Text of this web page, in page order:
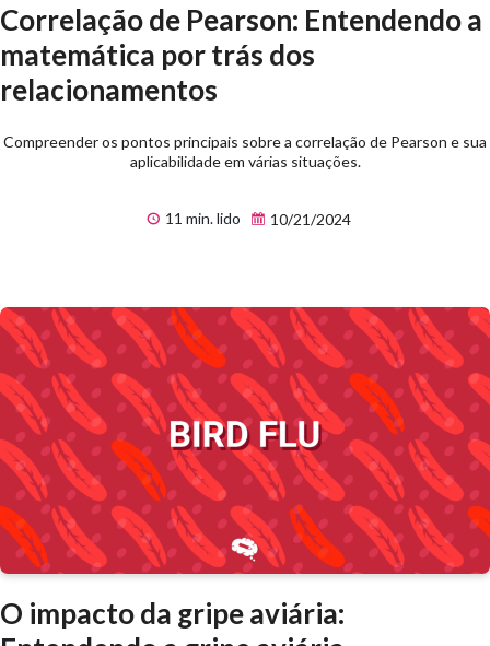
Correlação de Pearson: Entendendo a
matemática por trás dos
relacionamentos
Compreender os pontos principais sobre a correlação de Pearson e sua
aplicabilidade em várias situações.
11 min. lido 10/21/2024
O impacto da gripe aviária: